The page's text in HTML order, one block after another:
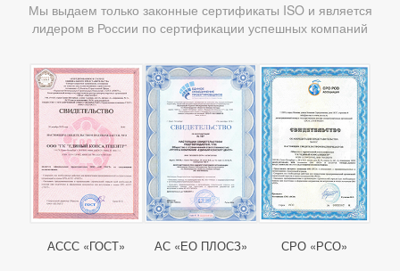
Мы выдаем только законные сертификаты ISO и является
лидером в России по сертификации успешных компаний
АССС «ГОСТ» АС «ЕО ПЛОСЗ» СРО «РСО»